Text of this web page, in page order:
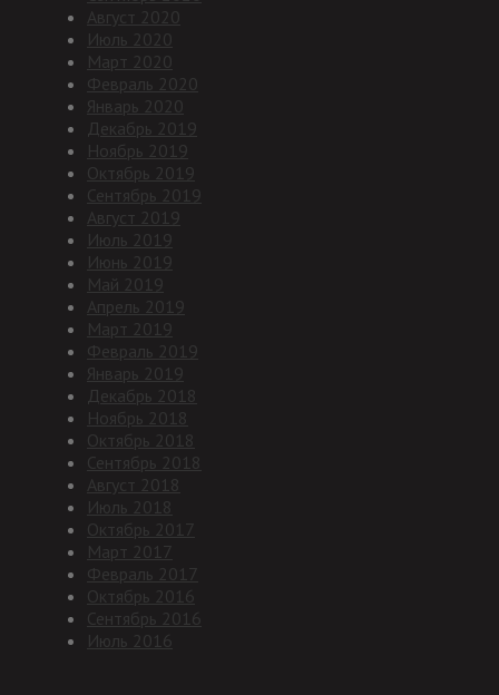
Август 2020
Июль 2020
Март 2020
Февраль 2020
Январь 2020
Декабрь 2019
Ноябрь 2019
Октябрь 2019
Сентябрь 2019
Август 2019
Июль 2019
Июнь 2019
Май 2019
Апрель 2019
Март 2019
Февраль 2019
Январь 2019
Декабрь 2018
Ноябрь 2018
Октябрь 2018
Сентябрь 2018
Август 2018
Июль 2018
Октябрь 2017
Март 2017
Февраль 2017
Октябрь 2016
Сентябрь 2016
Июль 2016